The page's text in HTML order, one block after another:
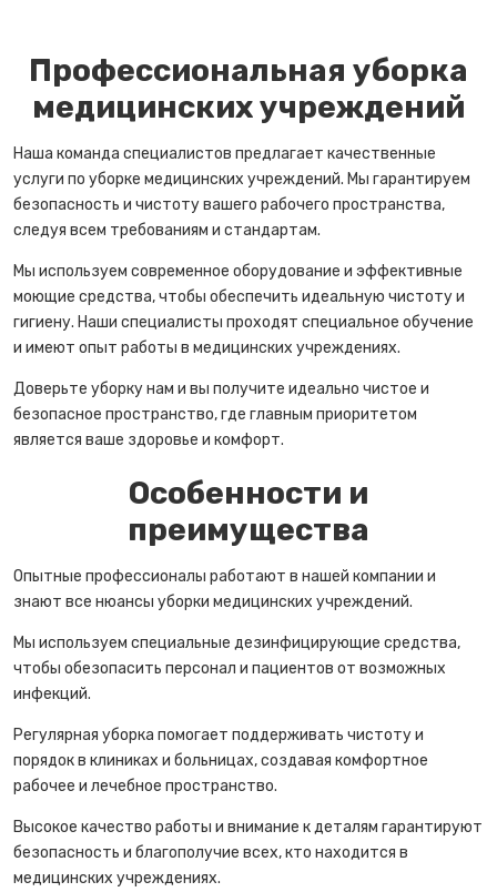
Профессиональная уборка
медицинских учреждений
Наша команда специалистов предлагает качественные
услуги по уборке медицинских учреждений. Мы гарантируем
безопасность и чистоту вашего рабочего пространства,
следуя всем требованиям и стандартам.
Мы используем современное оборудование и эффективные
моющие средства, чтобы обеспечить идеальную чистоту и
гигиену. Наши специалисты проходят специальное обучение
и имеют опыт работы в медицинских учреждениях.
Доверьте уборку нам и вы получите идеально чистое и
безопасное пространство, где главным приоритетом
является ваше здоровье и комфорт.
Особенности и
преимущества
Опытные профессионалы работают в нашей компании и
знают все нюансы уборки медицинских учреждений.
Мы используем специальные дезинфицирующие средства,
чтобы обезопасить персонал и пациентов от возможных
инфекций.
Регулярная уборка помогает поддерживать чистоту и
порядок в клиниках и больницах, создавая комфортное
рабочее и лечебное пространство.
Высокое качество работы и внимание к деталям гарантируют
безопасность и благополучие всех, кто находится в
медицинских учреждениях.